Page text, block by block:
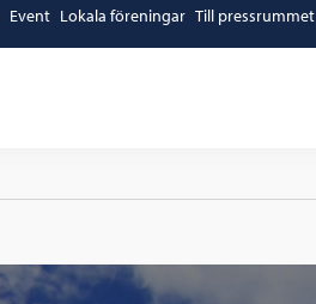
Event Lokala föreningar Till pressrummet